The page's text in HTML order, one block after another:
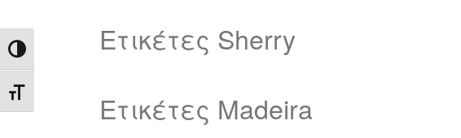
Toggle High Contrast
Toggle Font size
Ετικέτες Sherry
Ετικέτες Madeira